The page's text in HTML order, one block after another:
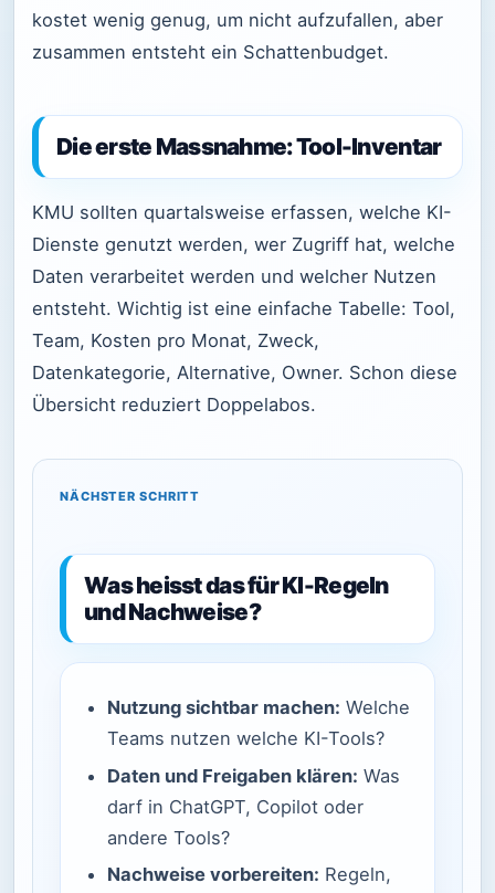
kostet wenig genug, um nicht aufzufallen, aber
zusammen entsteht ein Schattenbudget.
Die erste Massnahme: Tool-Inventar
KMU sollten quartalsweise erfassen, welche KI-
Dienste genutzt werden, wer Zugriff hat, welche
Daten verarbeitet werden und welcher Nutzen
entsteht. Wichtig ist eine einfache Tabelle: Tool,
Team, Kosten pro Monat, Zweck,
Datenkategorie, Alternative, Owner. Schon diese
Übersicht reduziert Doppelabos.
NÄCHSTER SCHRITT
Was heisst das für KI-Regeln
und Nachweise?
Nutzung sichtbar machen: Welche
Teams nutzen welche KI-Tools?
Daten und Freigaben klären: Was
darf in ChatGPT, Copilot oder
andere Tools?
Nachweise vorbereiten: Regeln,